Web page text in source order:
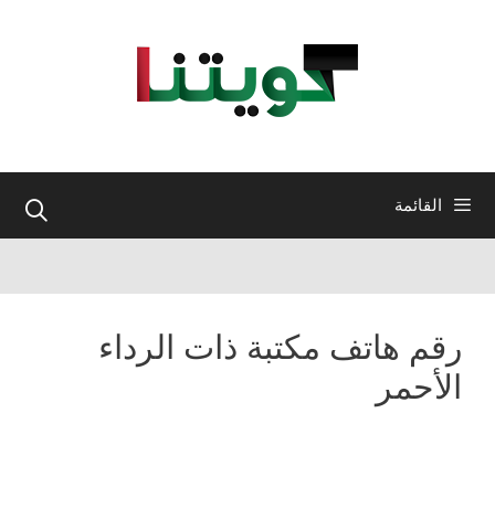
القائمة
رقم هاتف مكتبة ذات الرداء
الأحمر